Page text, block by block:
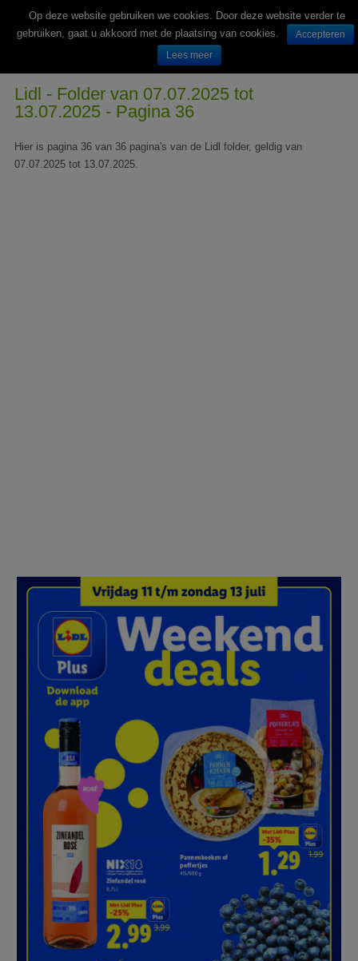
Wekelijks nieuwe folders van Nederlandse supermarkten en winkels
Lidl - Folder van 07.07.2025 tot
13.07.2025 - Pagina 36
Hier is pagina 36 van 36 pagina's van de Lidl folder, geldig van
07.07.2025 tot 13.07.2025.
Op deze website gebruiken we cookies. Door deze website verder te
gebruiken, gaat u akkoord met de plaatsing van cookies.
Accepteren
Lees meer